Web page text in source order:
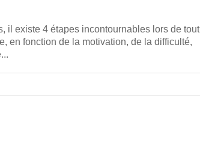
il existe 4 étapes incontournables lors de tout
en fonction de la motivation, de la difficulté,